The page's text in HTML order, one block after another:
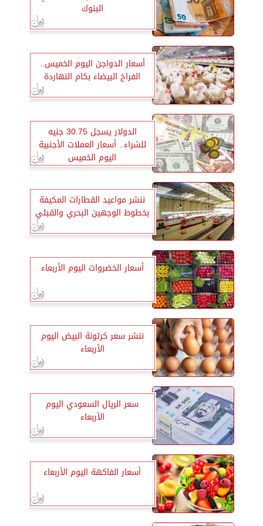
البنوك
أسعار الدواجن اليوم الخميس..
الفراخ البيضاء بكام النهاردة
الدولار يسجل 30.75 جنيه
للشراء.. أسعار العملات الأجنبية
اليوم الخميس
ننشر مواعيد القطارات المكيفة
بخطوط الوجهين البحري والقبلي
أسعار الخضروات اليوم الأربعاء
ننشر سعر كرتونة البيض اليوم
الأربعاء
سعر الريال السعودي اليوم
الأربعاء
أسعار الفاكهة اليوم الأربعاء